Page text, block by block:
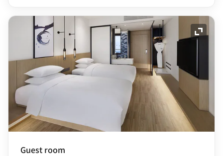
展开
Guest room